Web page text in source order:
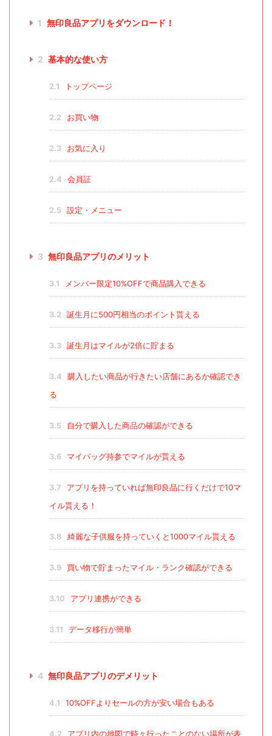
1 無印良品アプリをダウンロード！
2 基本的な使い方
2.1 トップページ
2.2 お買い物
2.3 お気に入り
2.4 会員証
2.5 設定・メニュー
3 無印良品アプリのメリット
3.1 メンバー限定10%OFFで商品購入できる
3.2 誕生月に500円相当のポイント貰える
3.3 誕生月はマイルが2倍に貯まる
3.4
購入したい商品が行きたい店舗にあるか確認でき
る
3.5 自分で購入した商品の確認ができる
3.6 マイバッグ持参でマイルが貰える
3.7
アプリを持っていれば無印良品に行くだけで10マ
イル貰える！
3.8 綺麗な子供服を持っていくと1000マイル貰える
3.9 買い物で貯まったマイル・ランク確認ができる
3.10 アプリ連携ができる
3.11 データ移行が簡単
4 無印良品アプリのデメリット
4.1 10%OFFよりセールの方が安い場合もある
4.2 アプリ内の地図で時々行ったことのない場所が表